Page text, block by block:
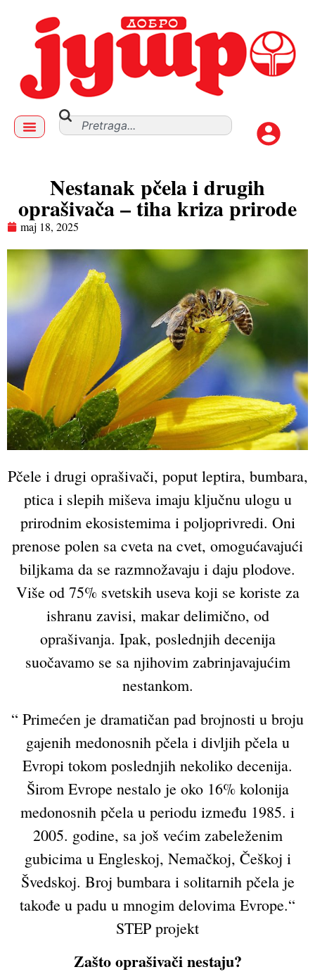
Nestanak pčela i drugih
oprašivača – tiha kriza prirode
maj 18, 2025
Pčele i drugi oprašivači, poput leptira, bumbara,
ptica i slepih miševa imaju ključnu ulogu u
prirodnim ekosistemima i poljoprivredi. Oni
prenose polen sa cveta na cvet, omogućavajući
biljkama da se razmnožavaju i daju plodove.
Više od 75% svetskih useva koji se koriste za
ishranu zavisi, makar delimično, od
oprašivanja. Ipak, poslednjih decenija
suočavamo se sa njihovim zabrinjavajućim
nestankom.
“ Primećen je dramatičan pad brojnosti u broju
gajenih medonosnih pčela i divljih pčela u
Evropi tokom poslednjih nekoliko decenija.
Širom Evrope nestalo je oko 16% kolonija
medonosnih pčela u periodu između 1985. i
2005. godine, sa još većim zabeleženim
gubicima u Engleskoj, Nemačkoj, Češkoj i
Švedskoj. Broj bumbara i solitarnih pčela je
takođe u padu u mnogim delovima Evrope.“
STEP projekt
Zašto oprašivači nestaju?